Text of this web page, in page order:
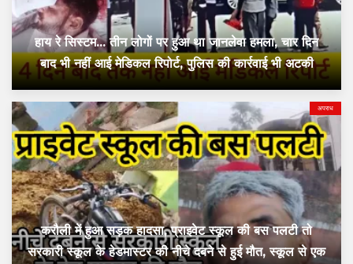
हाय रे सिस्टम... तीन लोगों पर हुआ था जानलेवा हमला, चार दिन
बाद भी नहीं आई मेडिकल रिपोर्ट, पुलिस की कार्रवाई भी अटकी
अपराध
करौली में हुआ सड़क हादसा, प्राइवेट स्कूल की बस पलटी तो
सरकारी स्कूल के हेडमास्टर की नीचे दबने से हुई मौत, स्कूल से एक